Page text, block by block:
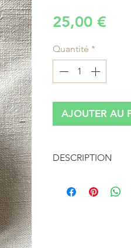
25,00 €
Quantité *
AJOUTER AU
DESCRIPTION
barbotine peut